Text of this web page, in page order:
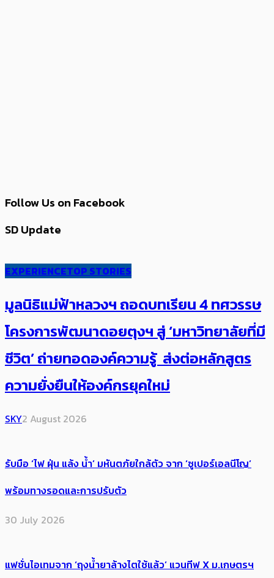
Follow Us on Facebook
EXPERIENCETOP STORIES
มูลนิธิแม่ฟ้าหลวงฯ ถอดบทเรียน 4 ทศวรรษ
โครงการพัฒนาดอยตุงฯ สู่ ‘มหาวิทยาลัยที่มี
ชีวิต’ ถ่ายทอดองค์ความรู้ ส่งต่อหลักสูตร
ความยั่งยืนให้องค์กรยุคใหม่
รับมือ ‘ไฟ ฝุ่น แล้ง น้ำ’ มหันตภัยใกล้ตัว จาก ‘ซูเปอร์เอลนีโญ’
พร้อมทางรอดและการปรับตัว